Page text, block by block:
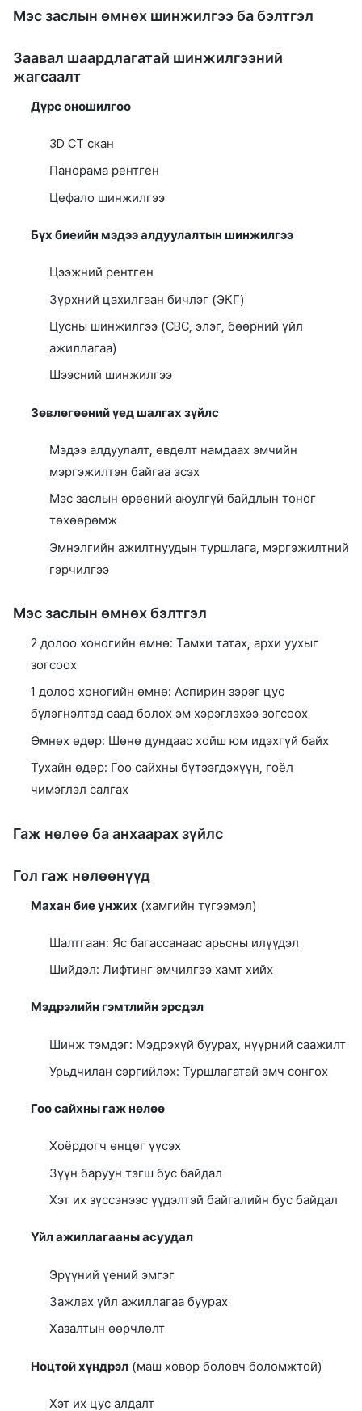
Мэс заслын өмнөх шинжилгээ ба бэлтгэл
Заавал шаардлагатай шинжилгээний
жагсаалт
Дүрс оношилгоо
3D CT скан
Панорама рентген
Цефало шинжилгээ
Бүх биеийн мэдээ алдуулалтын шинжилгээ
Цээжний рентген
Зүрхний цахилгаан бичлэг (ЭКГ)
Цусны шинжилгээ (CBC, элэг, бөөрний үйл
ажиллагаа)
Шээсний шинжилгээ
Зөвлөгөөний үед шалгах зүйлс
Мэдээ алдуулалт, өвдөлт намдаах эмчийн
мэргэжилтэн байгаа эсэх
Мэс заслын өрөөний аюулгүй байдлын тоног
төхөөрөмж
Эмнэлгийн ажилтнуудын туршлага, мэргэжилтний
гэрчилгээ
Мэс заслын өмнөх бэлтгэл
2 долоо хоногийн өмнө: Тамхи татах, архи уухыг
зогсоох
1 долоо хоногийн өмнө: Аспирин зэрэг цус
бүлэгнэлтэд саад болох эм хэрэглэхээ зогсоох
Өмнөх өдөр: Шөнө дундаас хойш юм идэхгүй байх
Тухайн өдөр: Гоо сайхны бүтээгдэхүүн, гоёл
чимэглэл салгах
Гаж нөлөө ба анхаарах зүйлс
Гол гаж нөлөөнүүд
Махан бие унжих (хамгийн түгээмэл)
Шалтгаан: Яс багассанаас арьсны илүүдэл
Шийдэл: Лифтинг эмчилгээ хамт хийх
Мэдрэлийн гэмтлийн эрсдэл
Шинж тэмдэг: Мэдрэхүй буурах, нүүрний саажилт
Урьдчилан сэргийлэх: Туршлагатай эмч сонгох
Гоо сайхны гаж нөлөө
Хоёрдогч өнцөг үүсэх
Зүүн баруун тэгш бус байдал
Хэт их зүссэнээс үүдэлтэй байгалийн бус байдал
Үйл ажиллагааны асуудал
Эрүүний үений эмгэг
Зажлах үйл ажиллагаа буурах
Хазалтын өөрчлөлт
Ноцтой хүндрэл (маш ховор боловч боломжтой)
Хэт их цус алдалт